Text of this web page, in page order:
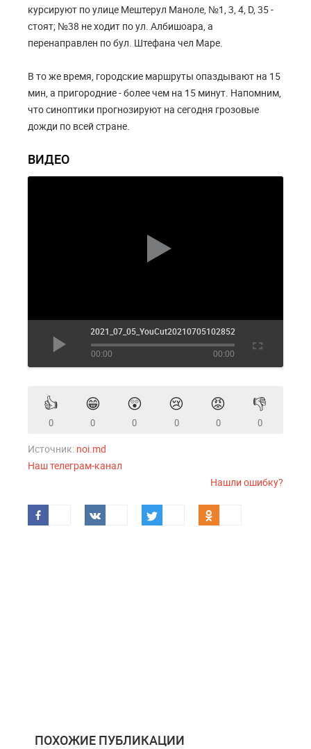
курсируют по улице Мештерул Маноле, №1, 3, 4, D, 35 -
стоят; №38 не ходит по ул. Албишоара, а
перенаправлен по бул. Штефана чел Маре.
В то же время, городские маршруты опаздывают на 15
мин, а пригородние - более чем на 15 минут. Напомним,
что синоптики прогнозируют на сегодня грозовые
дожди по всей стране.
ВИДЕО
2021_07_05_YouCut20210705102852161_wttja21l.leo
00:00 00:00
👍
0
😁
0
😲
0
😢
0
😡
0
👎
0
Источник: noi.md
Наш телеграм-канал
Нашли ошибку?
ПОХОЖИЕ ПУБЛИКАЦИИ